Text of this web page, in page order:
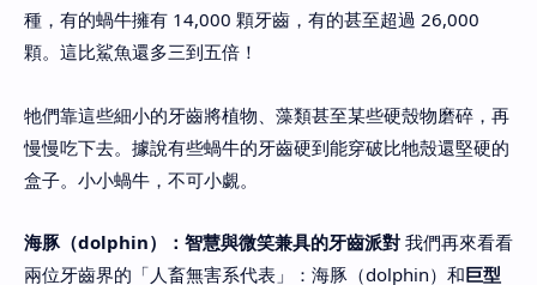
種，有的蝸牛擁有 14,000 顆牙齒，有的甚至超過 26,000
顆。這比鯊魚還多三到五倍！
牠們靠這些細小的牙齒將植物、藻類甚至某些硬殼物磨碎，再
慢慢吃下去。據說有些蝸牛的牙齒硬到能穿破比牠殼還堅硬的
盒子。小小蝸牛，不可小覷。
海豚（dolphin）：智慧與微笑兼具的牙齒派對 我們再來看看
兩位牙齒界的「人畜無害系代表」：海豚（dolphin）和巨型